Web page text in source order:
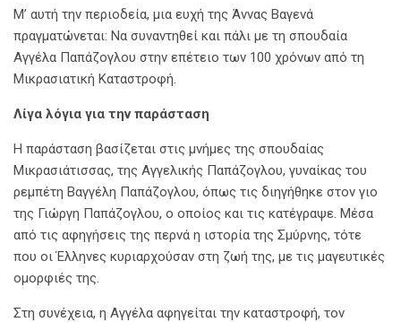
Μ’ αυτή την περιοδεία, μια ευχή της Άννας Βαγενά
πραγματώνεται: Να συναντηθεί και πάλι με τη σπουδαία
Αγγέλα Παπάζογλου στην επέτειο των 100 χρόνων από τη
Μικρασιατική Καταστροφή.
Λίγα λόγια για την παράσταση
Η παράσταση βασίζεται στις μνήμες της σπουδαίας
Μικρασιάτισσας, της Αγγελικής Παπάζογλου, γυναίκας του
ρεμπέτη Βαγγέλη Παπάζογλου, όπως τις διηγήθηκε στον γιο
της Γιώργη Παπάζογλου, ο οποίος και τις κατέγραψε. Μέσα
από τις αφηγήσεις της περνά η ιστορία της Σμύρνης, τότε
που οι Έλληνες κυριαρχούσαν στη ζωή της, με τις μαγευτικές
ομορφιές της.
Στη συνέχεια, η Αγγέλα αφηγείται την καταστροφή, τον